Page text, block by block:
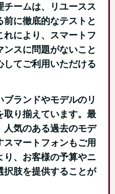
ームは、リユースス
に徹底的なテストと
れにより、スマートフ
スに問題がないこと
してご利用いただける
ランドやモデルのリ
取り揃えています。最
人気のある過去のモデ
マートフォンもご用
、お客様の予算やニ
択肢を提供することが